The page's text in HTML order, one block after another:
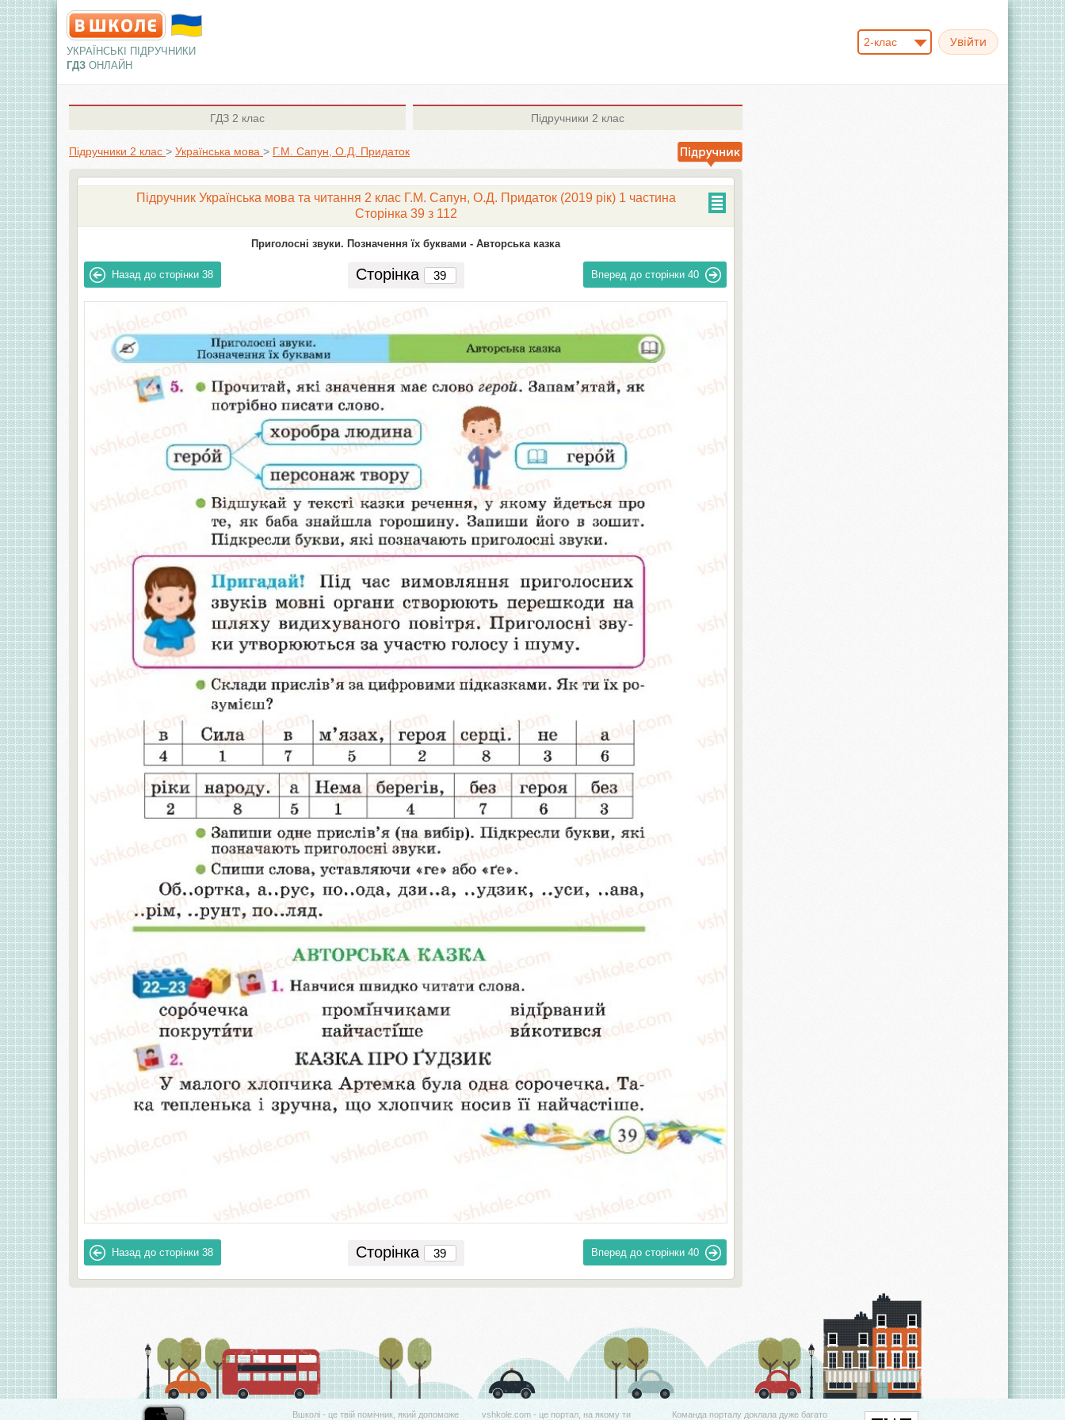
УКРАЇНСЬКІ ПІДРУЧНИКИ
ГДЗ ОНЛАЙН
2-клас
ГДЗ 2 клас Підручники 2 клас
Підручники 2 клас > Українська мова > Г.М. Сапун, О.Д. Придаток
Підручник Українська мова та читання 2 клас Г.М. Сапун, О.Д. Придаток (2019 рік) 1 частина
Сторінка 39 з 112
Приголосні звуки. Позначення їх буквами - Авторська казка
Назад до сторінки 38 Сторінка Вперед до сторінки 40
Назад до сторінки 38 Сторінка Вперед до сторінки 40
Вшколі - це твій помічник, який допоможе vshkole.com - це портал, на якому ти Команда порталу доклала дуже багато